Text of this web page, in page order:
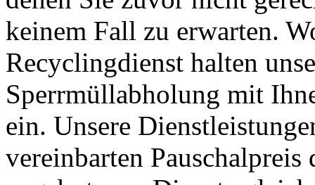
keinem Fall zu erwarten.
Recyclingdienst halten
Sperrmüllabholung mit
ein. Unsere
vereinbarten